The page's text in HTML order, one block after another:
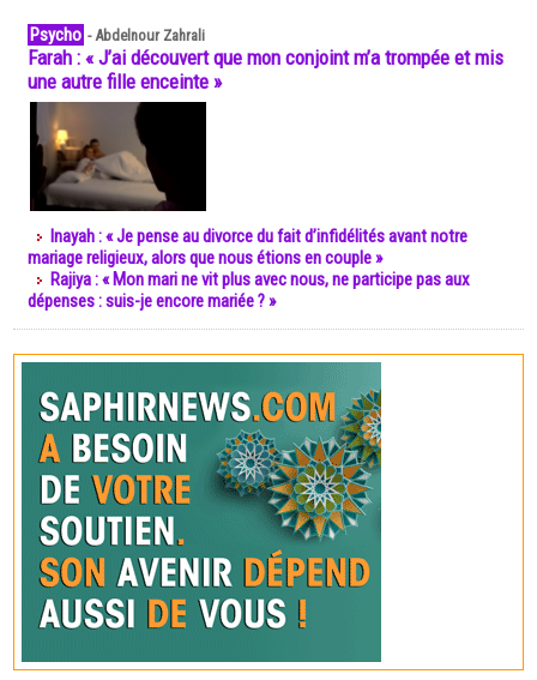
Psycho -Abdelnour Zahrali
Farah : « J’ai découvert que mon conjoint m’a trompée et mis
une autre fille enceinte »
Inayah : « Je pense au divorce du fait d’infidélités avant notre
mariage religieux, alors que nous étions en couple »
Rajiya : « Mon mari ne vit plus avec nous, ne participe pas aux
dépenses : suis-je encore mariée ? »